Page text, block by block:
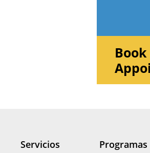
Servicios Programas